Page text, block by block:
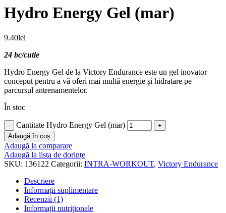
Hydro Energy Gel (mar)
9.40lei
24 bc/cutie
Hydro Energy Gel de la Victory Endurance este un gel inovator
conceput pentru a vă oferi mai multă energie și hidratare pe
parcursul antrenamentelor.
În stoc
Cantitate Hydro Energy Gel (mar)
Adaugă în coș
Adaugă la comparare
Adaugă la lista de dorințe
SKU: 136122 Categorii: INTRA-WORKOUT, Victory Endurance
Descriere
Informații suplimentare
Recenzii (1)
Informații nutriționale